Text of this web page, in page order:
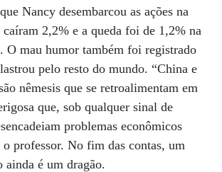
Nancy desembarcou as ações na
2,2% e a queda foi de 1,2% na
O mau humor também foi registrado
pelo resto do mundo. “China e
nêmesis que se retroalimentam em
que, sob qualquer sinal de
problemas econômicos
o professor. No fim das contas, um
ainda é um dragão.